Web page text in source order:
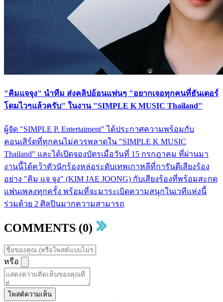
"คิมแจจุง" นำทีม ส่งคลิปอ้อนแฟนๆ "อยากเจอทุกคนที่ธันเดอร์
โดมไวๆแล้วครับ" ในงาน "SIMPLE K MUSIC Thailand"
ผู้จัด "SIMPLE P. Entertaiment" ได้ประกาศความพร้อมกับ
คอนเสิร์ตที่ทุกคนไม่ควรพลาดใน "SIMPLE K MUSIC
Thailand" และได้เปิดจองบัตรเมื่อวันที่ 15 กรกฎาคม ที่ผ่านมา
งานนี้ได้คว้าตัวนักร้องหล่อระดับเทพเกาหลีที่การันตีเสียงร้อง
อย่าง "คิม แจ จุง" (KIM JAE JOONG) กับเสียงร้องที่พร้อมสะกด
แฟนเพลงทุกครั้ง พร้อมที่จะมาระเบิดความสนุกในเวทีแห่งนี้
ร่วมด้วย 2 ศิลปินมากความสามารถ
COMMENTS (0)
หรือ
โพสต์ความเห็น